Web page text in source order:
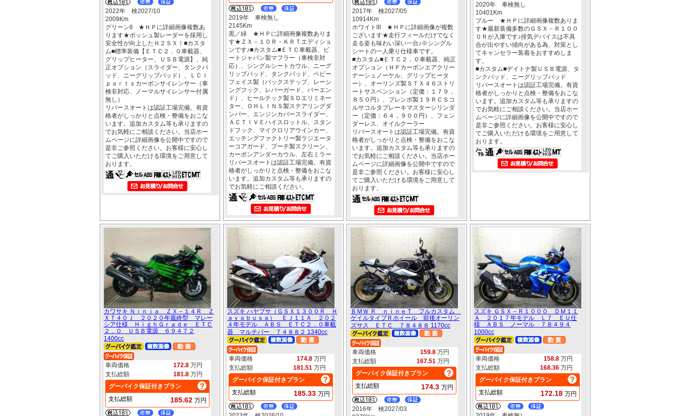
2022年 検2027/10
2009Km
グリーンII ★ＨＰに詳細画像複数あ
ります★ボッシュ製レーダーを採用し
安全性が向上したＨ２ＳＸ！■カスタ
ム■標準装備【ＥＴＣ２．０車載器、
グリップヒーター、ＵＳＢ電源】、純
正オプション（スライダー、タンクパ
ッド、ニーグリップパッド）、ＬＣＩ
ｐａｒｔｓカーボンサイレンサー（車
検非対応、ノーマルサイレンサー付属
無し）
リバースオートは認証工場完備。有資
格者がしっかりと点検・整備をおこな
います。追加カスタム等も承りますの
でお気軽にご相談ください。当店ホー
ムページに詳細画像を公開中ですので
是非ご参照ください。お客様に安心し
てご購入いただける環境をご用意して
おります。
2019年 車検無し
2145Km
黒／緑 ★ＨＰに詳細画像複数ありま
す★ＺＸ－１０Ｒ・ＫＲＴエディショ
ンです♪■カスタム■ＥＴＣ車載器、ビ
ートジャパン製マフラー（車検非対
応）、シングルシートカウル、ニーグ
リップパッド、タンクパッド、ベビー
フェイス製（バックステップ、レーシ
ングフック、レバーガード、バーエン
ド）、ヒールテック製ＳＤエリミネー
ター、ＯＨＬＩＮＳ製ステアリングダ
ンパー、エンジンカバースライダー、
ＡＣＴＩＶＥハイスロットル、スタン
ドフック、マイクロリアウインカー、
エッチングファクトリー製ラジエータ
ーコアガード、プーチ製スクリーン、
カーボンアンダーカウル、左右ミラー
リバースオートは認証工場完備。有資
格者がしっかりと点検・整備をおこな
います。追加カスタム等も承りますの
でお気軽にご相談ください。
2017年 検2027/05
10914Km
ホワイトIII ★ＨＰに詳細画像が複数
ございます★走行フィールだけでなく
走る姿も味わい深い一台♪※シングル
シートの一人乗り仕様車です。
■カスタム■ＥＴＣ２．０車載器、純正
オプション（ＨＰカーボンエアクリー
ナーシュノーケル、グリップヒータ
ー）、オーリンズ製ＳＴＸ４６ストリ
ートサスペンション（定価：１７９，
８５０円）、ブレンボ製１９ＲＣＳコ
ルサコルタブレーキマスターシリンダ
ー（定価：６４，９００円）、フェン
ダーレス、オイルクーラー
リバースオートは認証工場完備。有資
格者がしっかりと点検・整備をおこな
います。追加カスタム等も承りますの
でお気軽にご相談ください。当店ホー
ムページに詳細画像を公開中ですので
是非ご参照ください。お客様に安心し
てご購入いただける環境をご用意して
おります。
2020年 車検無し
10401Km
ブルー ★ＨＰに詳細画像複数ありま
す★最新装備多数のＧＳＸ－Ｒ１００
０Ｒが入庫です♪排気デバイスは不具
合が出やすい傾向がある為、対策とし
てキャンセラー装着をおすすめしま
す。
■カスタム■デイトナ製ＵＳＢ電源、タ
ンクパッド、ニーグリップパッド
リバースオートは認証工場完備。有資
格者がしっかりと点検・整備をおこな
います。追加カスタム等も承りますの
でお気軽にご相談ください。当店ホー
ムページに詳細画像を公開中ですので
是非ご参照ください。お客様に安心し
てご購入いただける環境をご用意して
おります。
カワサキ Ｎｉｎｊａ ＺＸ－１４Ｒ Ｚ
ＸＴ４０Ｊ ２０２０年最終型 マレー
シア仕様 ＨｉｇｈＧｒａｄｅ ＥＴＣ
２．０ ＵＳＢ電源 ６９４７２
1400cc
車両価格 172.8 万円
支払総額
181.8 万円
グーバイク保証付きプラン
支払総額
185.62 万円
スズキ ハヤブサ（ＧＳＸ１３００Ｒ Ｈ
ａｙａｂｕｓａ） ＥＪ１１Ａ ２０２
４年モデル ＡＢＳ ＥＴＣ２．０車載
器 マルチバー ７４８８２ 1340cc
車両価格 174.8 万円
支払総額
181.51 万円
グーバイク保証付きプラン
支払総額
185.33 万円
ＢＭＷ Ｒ ｎｉｎｅＴ フルカスタム
ゲイルタイプＲホイール 前後オーリン
ズサス ＥＴＣ ７８４８８ 1170cc
車両価格 159.8 万円
支払総額
167.51 万円
グーバイク保証付きプラン
支払総額
174.3 万円
2016年 検2027/03
スズキ ＧＳＸ－Ｒ１０００ ＤＭ１１
Ａ ２０１７年モデル Ｌ７ ＥＵ仕
様 ＡＢＳ ノーマル ７８４９４
1000cc
車両価格 158.8 万円
支払総額
168.36 万円
グーバイク保証付きプラン
支払総額
172.18 万円